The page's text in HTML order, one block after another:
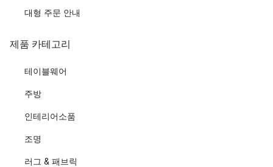
대형 주문 안내
제품 카테고리
테이블웨어
주방
인테리어소품
조명
러그 & 패브릭